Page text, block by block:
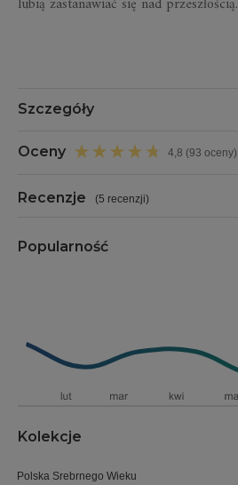
Szczegóły
Oceny 4,8 (93 oceny)
Recenzje (5 recenzji)
Popularność
Kolekcje
Polska Srebrnego Wieku